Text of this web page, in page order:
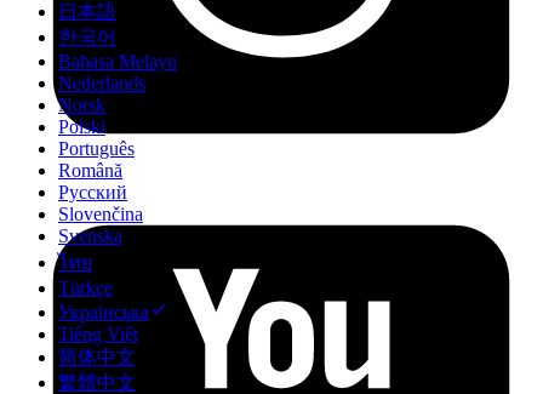
日本語
한국어
Bahasa Melayu
Nederlands
Norsk
Polski
Português
Română
Русский
Slovenčina
Svenska
ไทย
Türkçe
Українська
Tiếng Việt
简体中文
繁體中文